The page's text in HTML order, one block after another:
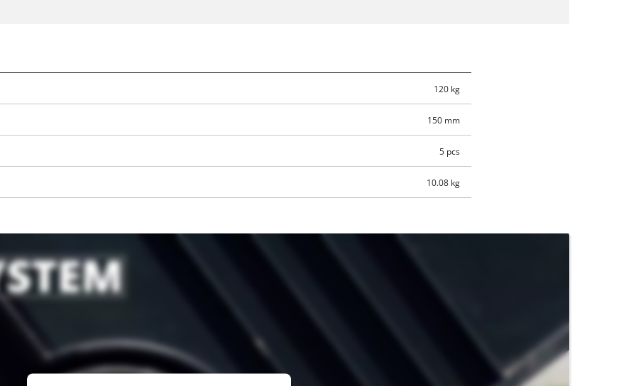
Precisamos do seu consentimento para
carregar o serviço Google Maps!
This content is not permitted to load due
to trackers that are not disclosed to the
visitor. The website owner needs to setup
120 kg
150 mm
5 pcs
10.08 kg